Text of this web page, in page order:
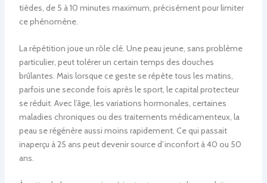
tièdes, de 5 à 10 minutes maximum, précisément pour limiter
ce phénomène.
La répétition joue un rôle clé. Une peau jeune, sans problème
particulier, peut tolérer un certain temps des douches
brûlantes. Mais lorsque ce geste se répète tous les matins,
parfois une seconde fois après le sport, le capital protecteur
se réduit. Avec l’âge, les variations hormonales, certaines
maladies chroniques ou des traitements médicamenteux, la
peau se régénère aussi moins rapidement. Ce qui passait
inaperçu à 25 ans peut devenir source d’inconfort à 40 ou 50
ans.